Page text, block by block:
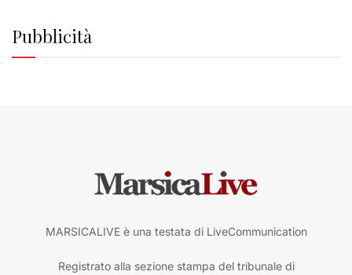
Pubblicità
MARSICALIVE è una testata di LiveCommunication
Registrato alla sezione stampa del tribunale di